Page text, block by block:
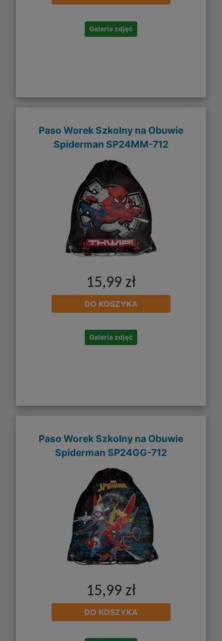
Galeria zdjęć
Paso Worek Szkolny na Obuwie
Spiderman SP24MM-712
15,99 zł
DO KOSZYKA
Galeria zdjęć
Paso Worek Szkolny na Obuwie
Spiderman SP24GG-712
15,99 zł
DO KOSZYKA